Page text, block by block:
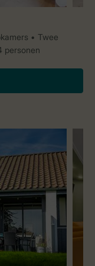
Twee
personen